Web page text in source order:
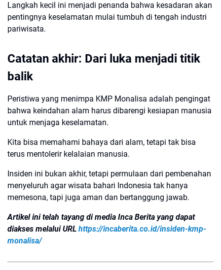
Langkah kecil ini menjadi penanda bahwa kesadaran akan
pentingnya keselamatan mulai tumbuh di tengah industri
pariwisata.
Catatan akhir: Dari luka menjadi titik
balik
Peristiwa yang menimpa KMP Monalisa adalah pengingat
bahwa keindahan alam harus dibarengi kesiapan manusia
untuk menjaga keselamatan.
Kita bisa memahami bahaya dari alam, tetapi tak bisa
terus mentolerir kelalaian manusia.
Insiden ini bukan akhir, tetapi permulaan dari pembenahan
menyeluruh agar wisata bahari Indonesia tak hanya
memesona, tapi juga aman dan bertanggung jawab.
Artikel ini telah tayang di media Inca Berita yang dapat
diakses melalui URL https://incaberita.co.id/insiden-kmp-
monalisa/